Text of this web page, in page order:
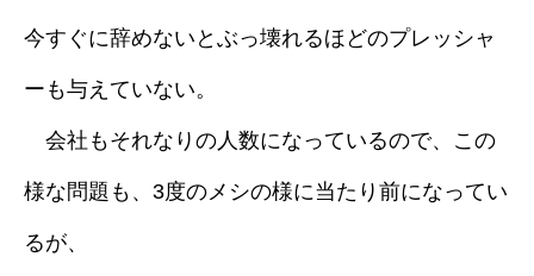
今すぐに辞めないとぶっ壊れるほどのプレッシャ
ーも与えていない。
会社もそれなりの人数になっているので、この
様な問題も、3度のメシの様に当たり前になってい
るが、